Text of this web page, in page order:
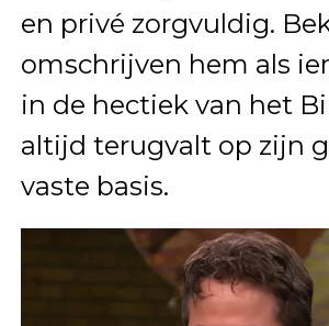
en privé zorgvuldig.
omschrijven hem als
in de hectiek van het
altijd terugvalt op zijn
vaste basis.